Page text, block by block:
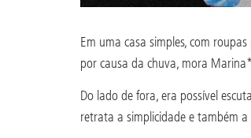
Em uma casa simples, com
por causa da chuva, mora
Do lado de fora, era possível
retrata a simplicidade e também